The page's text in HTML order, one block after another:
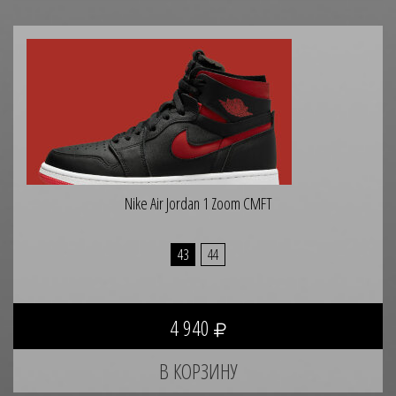
Nike Air Jordan 1 Zoom CMFT
43 44
4 940